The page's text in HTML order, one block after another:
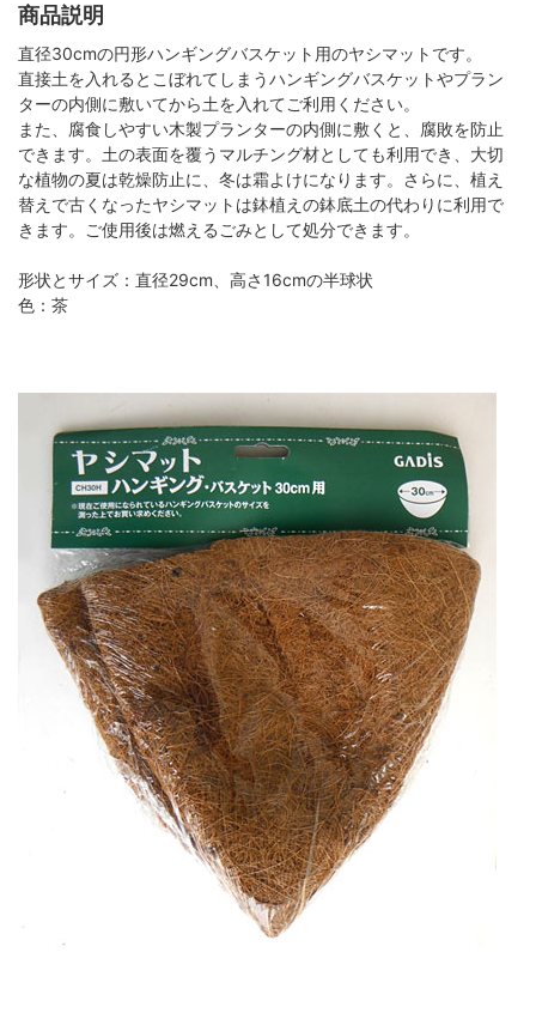
商品説明
直径30cmの円形ハンギングバスケット用のヤシマットです。
直接土を入れるとこぼれてしまうハンギングバスケットやプラン
ターの内側に敷いてから土を入れてご利用ください。
また、腐食しやすい木製プランターの内側に敷くと、腐敗を防止
できます。土の表面を覆うマルチング材としても利用でき、大切
な植物の夏は乾燥防止に、冬は霜よけになります。さらに、植え
替えで古くなったヤシマットは鉢植えの鉢底土の代わりに利用で
きます。ご使用後は燃えるごみとして処分できます。
形状とサイズ：直径29cm、高さ16cmの半球状
色：茶